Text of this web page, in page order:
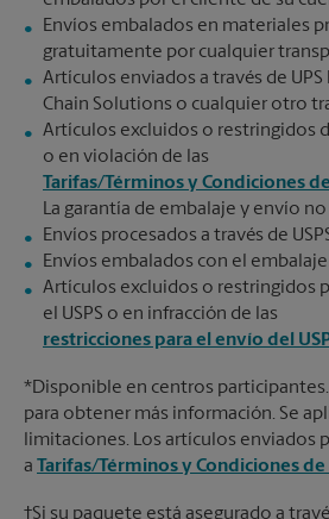
Envíos embalados en materiales
gratuitamente por cualquier
Artículos enviados a través de UPS
Chain Solutions o cualquier otro
Artículos excluidos o restringidos
o en violación de las
Tarifas/Términos y Condiciones
La garantía de embalaje y envío no
Envíos procesados a través de
Envíos embalados con el embalaje
Artículos excluidos o restringidos
el USPS o en infracción de las
restricciones para el envío del
*Disponible en centros
para obtener más información. Se
limitaciones. Los artículos enviados
a Tarifas/Términos y Condiciones de
†Si su paquete está asegurado a